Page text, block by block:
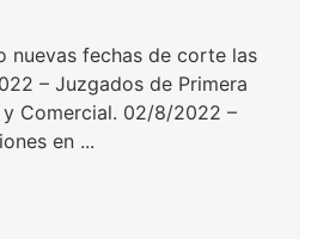
nuevas fechas de corte las
– Juzgados de Primera
Comercial. 02/8/2022 –
en ...